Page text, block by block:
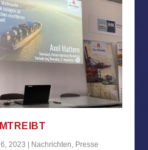
2023 | Nachrichten Presse